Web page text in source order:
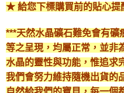
★ 給您下標購買前的貼心
***天然水晶礦石難免會有礦
等之呈現，均屬正常，並非
水晶的靈性與功能，惟追求
我們會努力維持隨機出貨的